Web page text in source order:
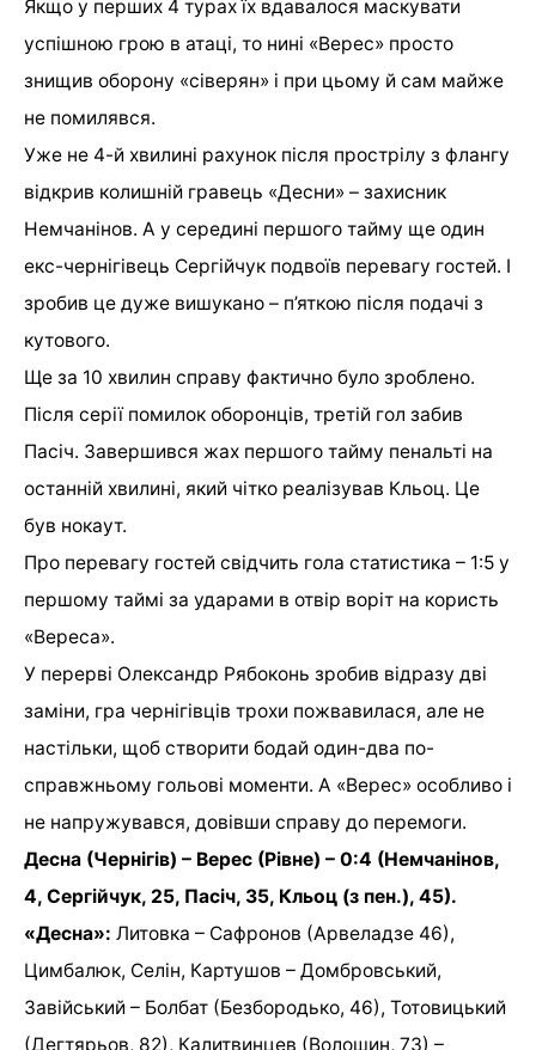
Якщо у перших 4 турах їх вдавалося маскувати
успішною грою в атаці, то нині «Верес» просто
знищив оборону «сіверян» і при цьому й сам майже
не помилявся.
Уже не 4-й хвилині рахунок після прострілу з флангу
відкрив колишній гравець «Десни» – захисник
Немчанінов. А у середині першого тайму ще один
екс-чернігівець Сергійчук подвоїв перевагу гостей. І
зробив це дуже вишукано – п’яткою після подачі з
кутового.
Ще за 10 хвилин справу фактично було зроблено.
Після серії помилок оборонців, третій гол забив
Пасіч. Завершився жах першого тайму пенальті на
останній хвилині, який чітко реалізував Кльоц. Це
був нокаут.
Про перевагу гостей свідчить гола статистика – 1:5 у
першому таймі за ударами в отвір воріт на користь
«Вереса».
У перерві Олександр Рябоконь зробив відразу дві
заміни, гра чернігівців трохи пожвавилася, але не
настільки, щоб створити бодай один-два по-
справжньому гольові моменти. А «Верес» особливо і
не напружувався, довівши справу до перемоги.
Десна (Чернігів) – Верес (Рівне) – 0:4 (Немчанінов,
4, Сергійчук, 25, Пасіч, 35, Кльоц (з пен.), 45).
«Десна»: Литовка – Сафронов (Арвеладзе 46),
Цимбалюк, Селін, Картушов – Домбровський,
Завійський – Болбат (Безбородько, 46), Тотовицький
(Дегтярьов, 82), Калитвинцев (Волошин, 73) –